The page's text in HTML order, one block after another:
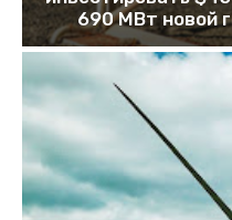
690 МВт новой